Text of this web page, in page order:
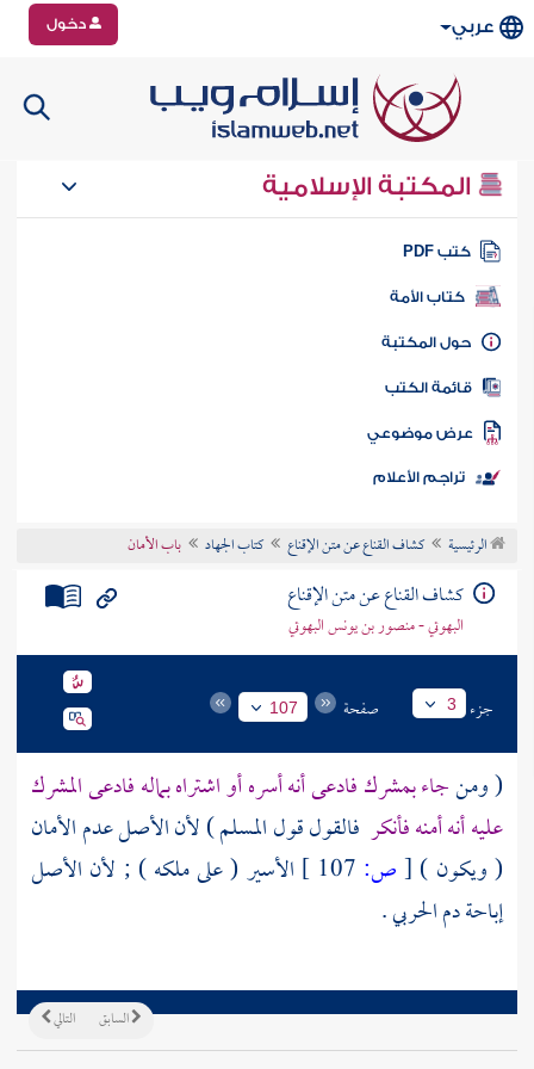
عربي دخول
المكتبة الإسلامية
كتب PDF
كتاب الأمة
المكتبة
الكتب
موضوعي
تراجم الأعلام
الرئيسية كشاف القناع عن متن الإقناع كتاب الجهاد باب الأمان
كشاف القناع عن متن الإقناع
البهوتي - منصور بن يونس البهوتي
جزء 3 صفحة 107
( ومنجاء بمشرك فادعى أنه أسره أو اشتراه بماله فادعى المشرك
عليه أنه أمنه فأنكر فالقول قول المسلم ) لأن الأصل عدم الأمان
( ويكون ) [ص:
الأسير ( على ملكه ) ; لأن الأصل
إباحة دم الحربي .
التالي السابق